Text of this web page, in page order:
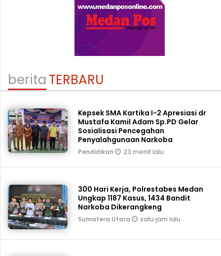
beritaTERBARU
Kepsek SMA Kartika I-2 Apresiasi dr
Mustafa Kamil Adam Sp.PD Gelar
Sosialisasi Pencegahan
Penyalahgunaan Narkoba
Pendidikan 23 menit lalu
300 Hari Kerja, Polrestabes Medan
Ungkap 1187 Kasus, 1434 Bandit
Narkoba Dikerangkeng
Sumatera Utara satu jam lalu